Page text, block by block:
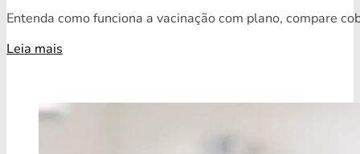
Entenda como funciona a vacinação com plano, compare
Leia mais